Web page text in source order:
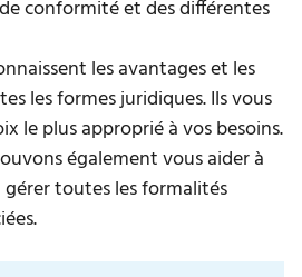
conformité et des différentes
les avantages et les
les formes juridiques. Ils vous
le plus approprié à vos besoins.
également vous aider à
toutes les formalités